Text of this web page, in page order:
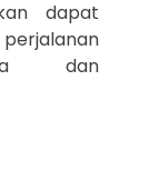
dapat
dan